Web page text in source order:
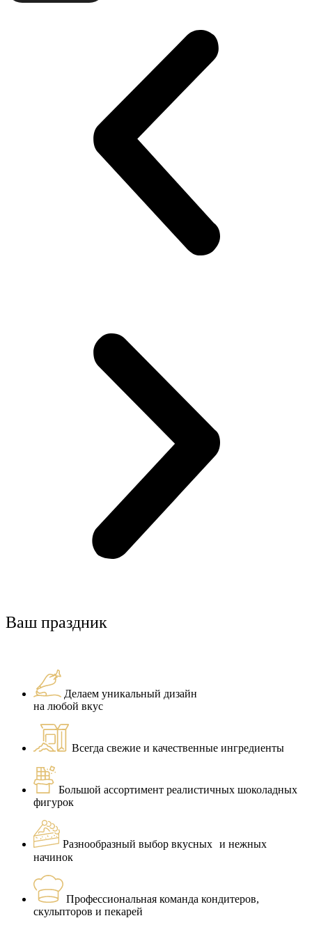
Ваш праздник
Делаем уникальный дизайн
на любой вкус
Всегда свежие и качественные ингредиенты
Большой ассортимент реалистичных шоколадных
фигурок
Разнообразный выбор вкусных и нежных
начинок
Профессиональная команда кондитеров,
скульпторов и пекарей